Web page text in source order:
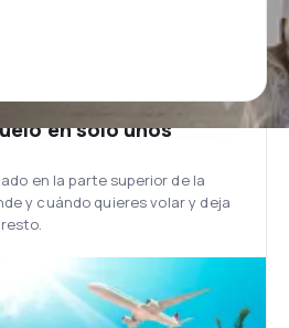
en solo unos
en la parte superior de la
y cuándo quieres volar y deja